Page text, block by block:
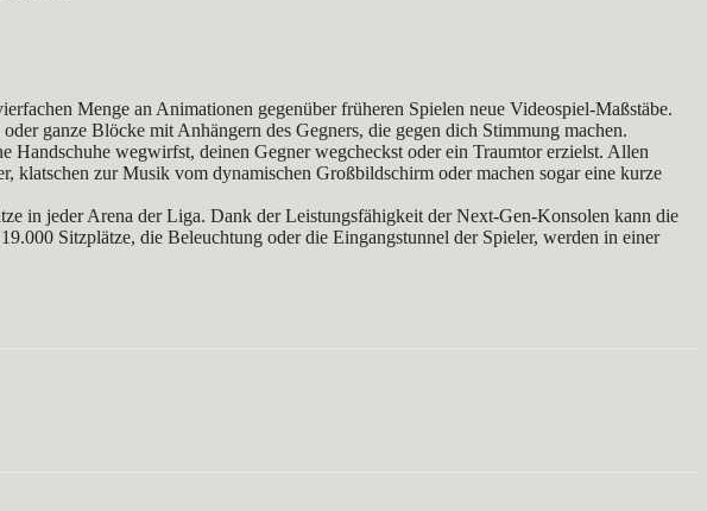
Menge an Animationen gegenüber früheren Spielen neue Videospiel-Maßstäbe.
ganze Blöcke mit Anhängern des Gegners, die gegen dich Stimmung machen.
Handschuhe wegwirfst, deinen Gegner wegcheckst oder ein Traumtor erzielst. Allen
klatschen zur Musik vom dynamischen Großbildschirm oder machen sogar eine kurze
in jeder Arena der Liga. Dank der Leistungsfähigkeit der Next-Gen-Konsolen kann die
Sitzplätze, die Beleuchtung oder die Eingangstunnel der Spieler, werden in einer